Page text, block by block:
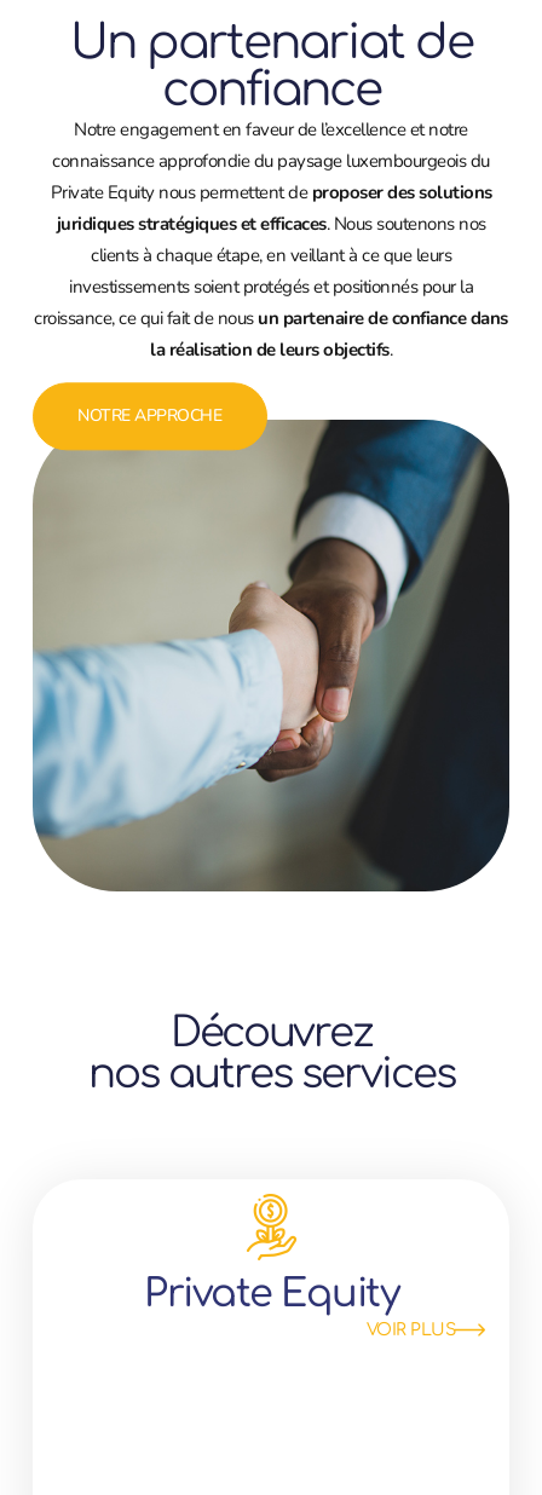
Un partenariat de
confiance
Notre engagement en faveur de l’excellence et notre
connaissance approfondie du paysage luxembourgeois du
Private Equity nous permettent de proposer des solutions
juridiques stratégiques et efficaces. Nous soutenons nos
clients à chaque étape, en veillant à ce que leurs
investissements soient protégés et positionnés pour la
croissance, ce qui fait de nous un partenaire de confiance dans
la réalisation de leurs objectifs.
NOTRE APPROCHE
Découvrez
nos autres services
Private Equity
VOIR PLUS